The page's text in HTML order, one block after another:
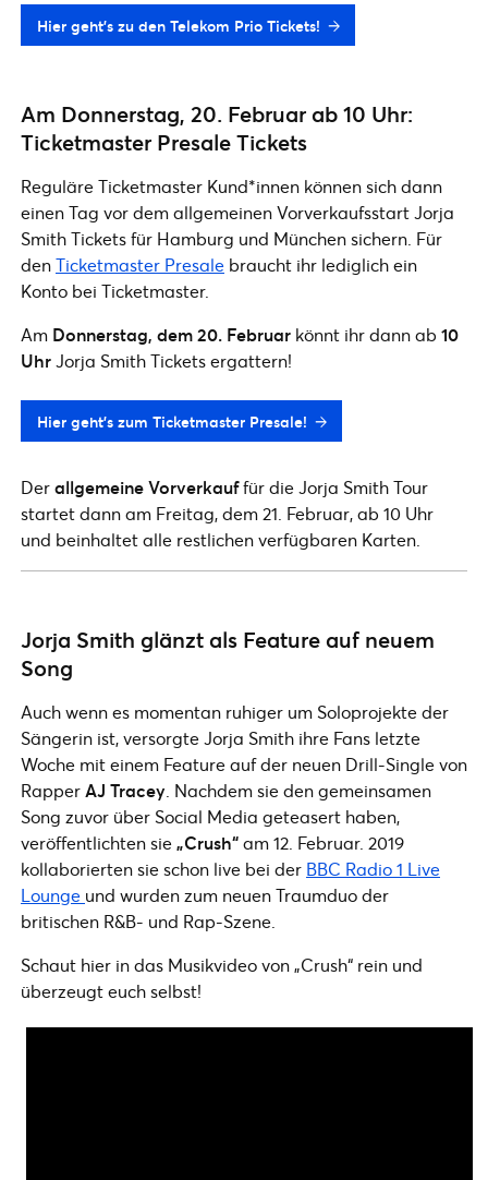
Hier geht’s zu den Telekom Prio Tickets!
Am Donnerstag, 20. Februar ab 10 Uhr:
Ticketmaster Presale Tickets
Reguläre Ticketmaster Kund*innen können sich dann
einen Tag vor dem allgemeinen Vorverkaufsstart Jorja
Smith Tickets für Hamburg und München sichern. Für
denTicketmaster Presale braucht ihr lediglich ein
Konto bei Ticketmaster.
Am Donnerstag, dem 20. Februar könnt ihr dann ab 10
UhrJorja Smith Tickets ergattern!
Hier geht’s zum Ticketmaster Presale!
Derallgemeine Vorverkauffür die Jorja Smith Tour
startet dann am Freitag, dem 21. Februar, ab 10 Uhr
und beinhaltet alle restlichen verfügbaren Karten.
Jorja Smith glänzt als Feature auf neuem
Song
Auch wenn es momentan ruhiger um Soloprojekte der
Sängerin ist, versorgte Jorja Smith ihre Fans letzte
Woche mit einem Feature auf der neuen Drill-Single von
RapperAJ Tracey . Nachdem sie den gemeinsamen
Song zuvor über Social Media geteasert haben,
veröffentlichten sie„Crush“am 12. Februar. 2019
kollaborierten sie schon live bei der BBC Radio 1 Live
Lounge und wurden zum neuen Traumduo der
britischen R&B- und Rap-Szene.
Schaut hier in das Musikvideo von „Crush“ rein und
überzeugt euch selbst!